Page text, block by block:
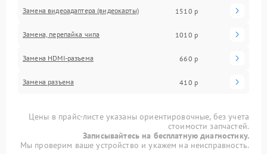
Замена видеоадаптера (видеокарты) 1510 р
Замена, перепайка чипа 1010 р
Замена HDMI-разъема 660 р
Замена разъема 410 р
Цены в прайс-листе указаны ориентировочные, без учета
стоимости запчастей.
Записывайтесь на бесплатную диагностику.
Мы проверим ваше устройство и укажем на неисправность.